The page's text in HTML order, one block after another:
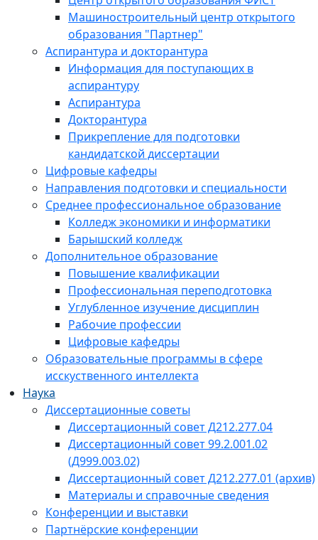
Машиностроительный центр открытого
образования "Партнер"
Аспирантура и докторантура
Информация для поступающих в
аспирантуру
Аспирантура
Докторантура
Прикрепление для подготовки
кандидатской диссертации
Цифровые кафедры
Направления подготовки и специальности
Среднее профессиональное образование
Колледж экономики и информатики
Барышский колледж
Дополнительное образование
Повышение квалификации
Профессиональная переподготовка
Углубленное изучение дисциплин
Рабочие профессии
Цифровые кафедры
Образовательные программы в сфере
исскуственного интеллекта
Наука
Диссертационные советы
Диссертационный совет Д212.277.04
Диссертационный совет 99.2.001.02
(Д999.003.02)
Диссертационный совет Д212.277.01 (архив)
Материалы и справочные сведения
Конференции и выставки
Партнёрские конференции